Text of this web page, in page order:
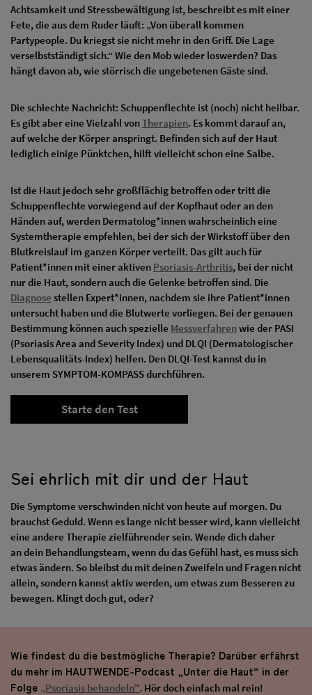
Achtsamkeit und Stressbewältigung ist, beschreibt es mit einer
Fete, die aus dem Ruder läuft: „Von überall kommen
Partypeople. Du kriegst sie nicht mehr in den Griff. Die Lage
verselbstständigt sich.“ Wie den Mob wieder loswerden? Das
hängt davon ab, wie störrisch die ungebetenen Gäste sind.
Die schlechte Nachricht: Schuppenflechte ist (noch) nicht heilbar.
Es gibt aber eine Vielzahl vonTherapien. Es kommt darauf an,
auf welche der Körper anspringt. Befinden sich auf der Haut
lediglich einige Pünktchen, hilft vielleicht schon eine Salbe.
Ist die Haut jedoch sehr großflächig betroffen oder tritt die
Schuppenflechte vorwiegend auf der Kopfhaut oder an den
Händen auf, werden Dermatolog*innen wahrscheinlich eine
Systemtherapie empfehlen, bei der sich der Wirkstoff über den
Blutkreislauf im ganzen Körper verteilt. Das gilt auch für
Patient*innen mit einer aktiven Psoriasis-Arthritis, bei der nicht
nur die Haut, sondern auch die Gelenke betroffen sind. Die
Diagnose stellen Expert*innen, nachdem sie ihre Patient*innen
untersucht haben und die Blutwerte vorliegen. Bei der genauen
Bestimmung können auch spezielle Messverfahrenwie der PASI
(Psoriasis Area and Severity Index) und DLQI (Dermatologischer
Lebensqualitäts-Index) helfen. Den DLQI-Test kannst du in
unserem SYMPTOM-KOMPASS durchführen.
Starte den Test
Sei ehrlich mit dir und der Haut
Die Symptome verschwinden nicht von heute auf morgen. Du
brauchst Geduld. Wenn es lange nicht besser wird, kann vielleicht
eine andere Therapie zielführender sein. Wende dich daher
an dein Behandlungsteam, wenn du das Gefühl hast, es muss sich
etwas ändern. So bleibst du mit deinen Zweifeln und Fragen nicht
allein, sondern kannst aktiv werden, um etwas zum Besseren zu
bewegen. Klingt doch gut, oder?
Wie findest du die bestmögliche Therapie? Darüber erfährst
du mehr im HAUTWENDE-Podcast „Unter die Haut“ in der
Folge „Psoriasis behandeln“. Hör doch einfach mal rein!